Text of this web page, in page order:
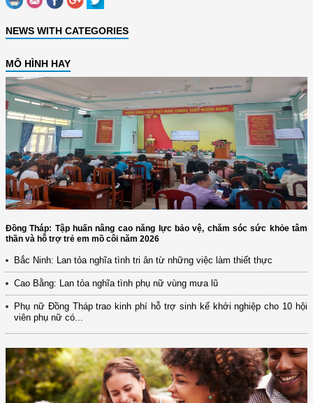
NEWS WITH CATEGORIES
MÔ HÌNH HAY
Đồng Tháp: Tập huấn nâng cao năng lực bảo vệ, chăm sóc sức khỏe tâm
thần và hỗ trợ trẻ em mồ côi năm 2026
Bắc Ninh: Lan tỏa nghĩa tình tri ân từ những việc làm thiết thực
Cao Bằng: Lan tỏa nghĩa tình phụ nữ vùng mưa lũ
Phụ nữ Đồng Tháp trao kinh phí hỗ trợ sinh kế khởi nghiệp cho 10 hội
viên phụ nữ có...